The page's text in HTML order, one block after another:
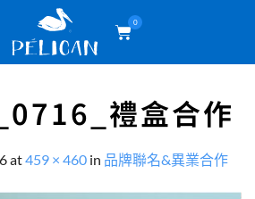
0
禮盒合作
at459 × 460 in 品牌聯名&異業合作